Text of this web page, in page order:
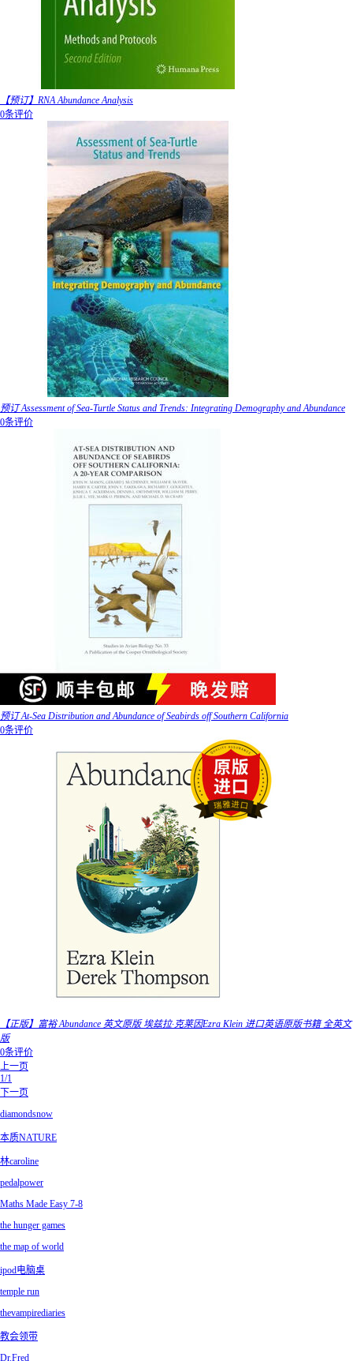
【预订】RNA Abundance Analysis
0条评价
预订 Assessment of Sea-Turtle Status and Trends: Integrating Demography and Abundance
0条评价
预订 At-Sea Distribution and Abundance of Seabirds off Southern California
0条评价
【正版】富裕 Abundance 英文原版 埃兹拉·克莱因Ezra Klein 进口英语原版书籍 全英文
版
0条评价
上一页
1/1
下一页
diamondsnow
本质NATURE
林caroline
pedalpower
Maths Made Easy 7-8
the hunger games
the map of world
ipod电脑桌
temple run
thevampirediaries
教会领带
Dr.Fred